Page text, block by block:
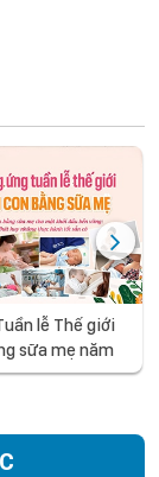
lễ Thế giới
sữa mẹ năm